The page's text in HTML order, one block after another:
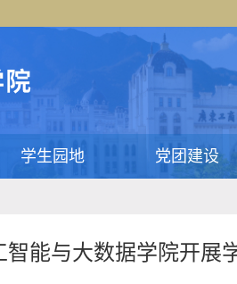
学生园地 党团建设
能与大数据学院开展